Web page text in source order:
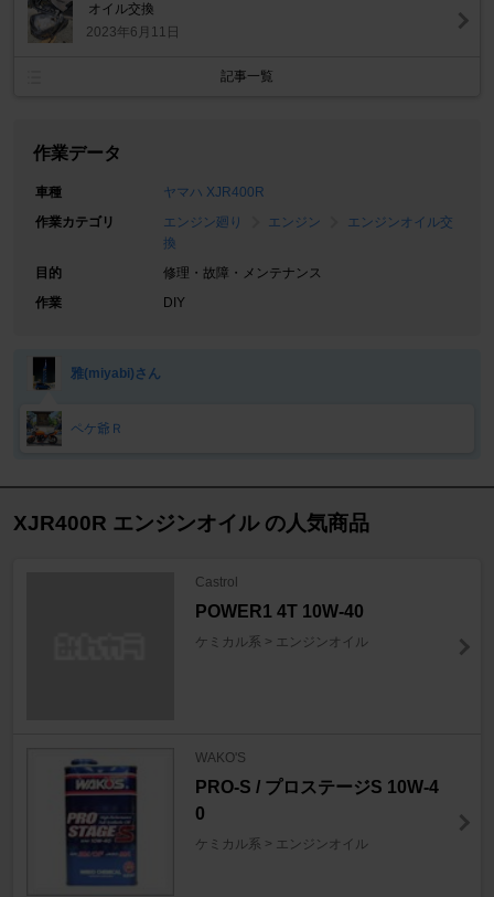
オイル交換
2023年6月11日
記事一覧
作業データ
車種
ヤマハ XJR400R
作業カテゴリ
エンジン廻り エンジン
エンジンオイル交
換
目的
修理・故障・メンテナンス
作業
DIY
雅(miyabi)さん
ペケ爺Ｒ
XJR400R エンジンオイル の人気商品
Castrol
POWER1 4T 10W-40
ケミカル系 > エンジンオイル
WAKO'S
PRO-S / プロステージS 10W-4
0
ケミカル系 > エンジンオイル